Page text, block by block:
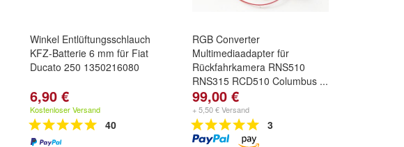
Winkel Entlüftungsschlauch
KFZ-Batterie 6 mm für Fiat
Ducato 250 1350216080
6,90 €
Kostenloser Versand
40
RGB Converter
Multimediaadapter für
Rückfahrkamera RNS510
RNS315 RCD510 Columbus ...
99,00 €
+ 5,50 € Versand
3